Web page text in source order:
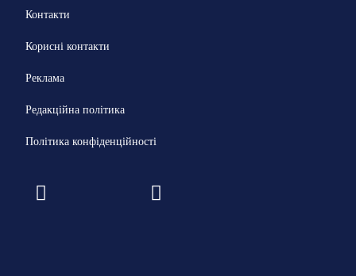
Контакти
Корисні контакти
Реклама
Редакційна політика
Політика конфіденційності